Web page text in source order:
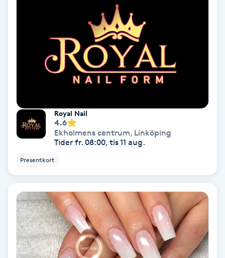
Pigmentbehandling
Pigmentfläckar
Powder brows
PRP (Platelet Rich Plasma)
PRX-T33
Psoriasis
Royal Nail
4.6
Ekholmens centrum, Linköping
Tider fr. 08:00, tis 11 aug.
Presentkort